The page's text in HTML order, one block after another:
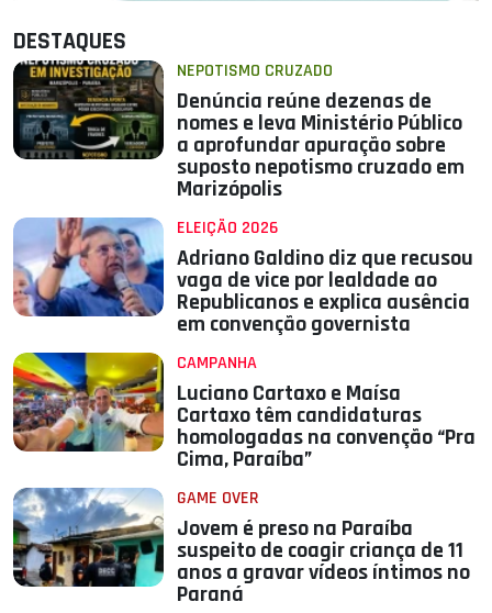
DESTAQUES
NEPOTISMO CRUZADO
Denúncia reúne dezenas de
nomes e leva Ministério Público
a aprofundar apuração sobre
suposto nepotismo cruzado em
Marizópolis
ELEIÇÃO 2026
Adriano Galdino diz que recusou
vaga de vice por lealdade ao
Republicanos e explica ausência
em convenção governista
CAMPANHA
Luciano Cartaxo e Maísa
Cartaxo têm candidaturas
homologadas na convenção “Pra
Cima, Paraíba”
GAME OVER
Jovem é preso na Paraíba
suspeito de coagir criança de 11
anos a gravar vídeos íntimos no
Paraná